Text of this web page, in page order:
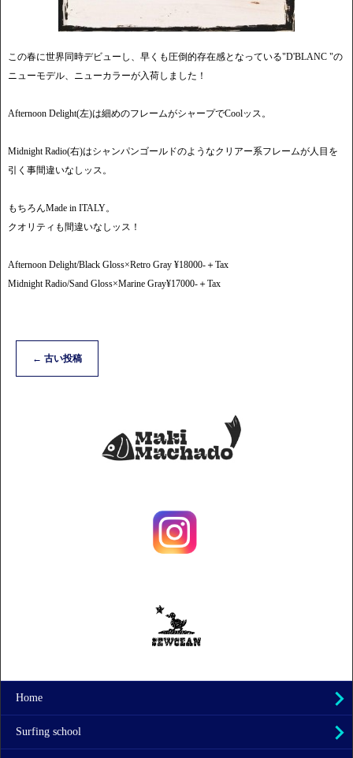
この春に世界同時デビューし、早くも圧倒的存在感となっている"D'BLANC "の
ニューモデル、ニューカラーが入荷しました！
Afternoon Delight(左)は細めのフレームがシャープでCoolッス。
Midnight Radio(右)はシャンパンゴールドのようなクリアー系フレームが人目を
引く事間違いなしッス。
もちろんMade in ITALY。
クオリティも間違いなしッス！
Afternoon Delight/Black Gloss×Retro Gray ¥18000-＋Tax
Midnight Radio/Sand Gloss×Marine Gray¥17000-＋Tax
← 古い投稿
Home
Surfing school